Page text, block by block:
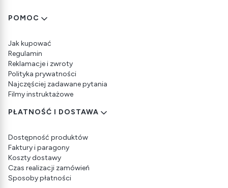
Linki w stopce
POMOC
Jak kupować
Regulamin
Reklamacje i zwroty
Polityka prywatności
Najczęściej zadawane pytania
Filmy instruktażowe
PŁATNOŚĆ I DOSTAWA
Dostępność produktów
Faktury i paragony
Koszty dostawy
Czas realizacji zamówień
Sposoby płatności